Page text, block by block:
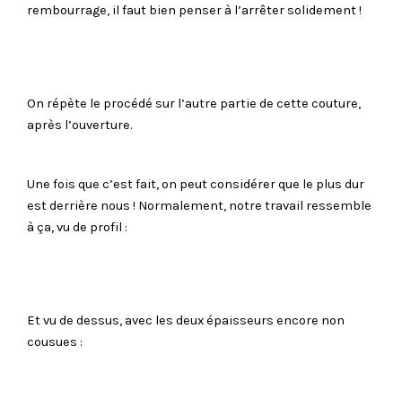
rembourrage, il faut bien penser à l’arrêter solidement !
On répète le procédé sur l’autre partie de cette couture,
après l’ouverture.
Une fois que c’est fait, on peut considérer que le plus dur
est derrière nous ! Normalement, notre travail ressemble
à ça, vu de profil :
Et vu de dessus, avec les deux épaisseurs encore non
cousues :